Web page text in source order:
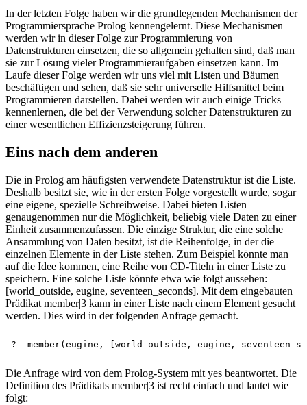
In der letzten Folge haben wir die grundlegenden Mechanismen der
Programmiersprache Prolog kennengelernt. Diese Mechanismen
werden wir in dieser Folge zur Programmierung von
Datenstrukturen einsetzen, die so allgemein gehalten sind, daß man
sie zur Lösung vieler Programmieraufgaben einsetzen kann. Im
Laufe dieser Folge werden wir uns viel mit Listen und Bäumen
beschäftigen und sehen, daß sie sehr universelle Hilfsmittel beim
Programmieren darstellen. Dabei werden wir auch einige Tricks
kennenlernen, die bei der Verwendung solcher Datenstrukturen zu
einer wesentlichen Effizienzsteigerung führen.
Eins nach dem anderen
Die in Prolog am häufigsten verwendete Datenstruktur ist die Liste.
Deshalb besitzt sie, wie in der ersten Folge vorgestellt wurde, sogar
eine eigene, spezielle Schreibweise. Dabei bieten Listen
genaugenommen nur die Möglichkeit, beliebig viele Daten zu einer
Einheit zusammenzufassen. Die einzige Struktur, die eine solche
Ansammlung von Daten besitzt, ist die Reihenfolge, in der die
einzelnen Elemente in der Liste stehen. Zum Beispiel könnte man
auf die Idee kommen, eine Reihe von CD-Titeln in einer Liste zu
speichern. Eine solche Liste könnte etwa wie folgt aussehen:
[world_outside, eugine, seventeen_seconds]. Mit dem eingebauten
Prädikat member|3 kann in einer Liste nach einem Element gesucht
werden. Dies wird in der folgenden Anfrage gemacht.
Die Anfrage wird von dem Prolog-System mit yes beantwortet. Die
Definition des Prädikats member|3 ist recht einfach und lautet wie
folgt: